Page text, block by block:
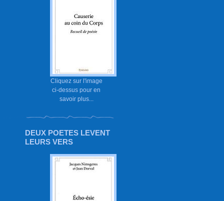
Cliquez sur l'image
ci-dessus pour en
savoir plus...
DEUX POETES LEVENT
LEURS VERS